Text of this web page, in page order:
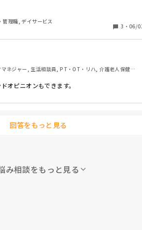
外の精神科再度受診し診断書貰い休職し
科受診違う医院で2回出来るのか？教えて
管理職, デイサービス
3 ・ 06/
ネジャー, 生活相談員, PT・OT・リハ, 介護老人保健施
オピニオンもできます。
回答をもっと見る
み相談をもっと見る